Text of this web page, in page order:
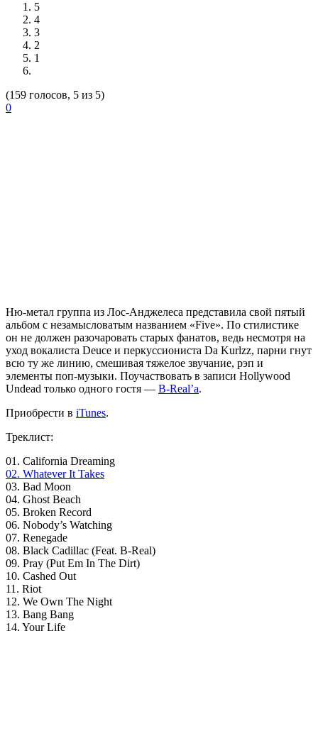
5
4
3
2
1
(159 голосов, 5 из 5)
0
Ню-метал группа из Лос-Анджелеса представила свой пятый
альбом с незамысловатым названием «Five». По стилистике
он не должен разочаровать старых фанатов, ведь несмотря на
уход вокалиста Deuce и перкуссиониста Da Kurlzz, парни гнут
всю ту же линию, смешивая тяжелое звучание, рэп и
элементы поп-музыки. Поучаствовать в записи Hollywood
Undead только одного гостя — B-Real’a.
Приобрести в iTunes.
Треклист:
01. California Dreaming
02. Whatever It Takes
03. Bad Moon
04. Ghost Beach
05. Broken Record
06. Nobody’s Watching
07. Renegade
08. Black Cadillac (Feat. B-Real)
09. Pray (Put Em In The Dirt)
10. Cashed Out
11. Riot
12. We Own The Night
13. Bang Bang
14. Your Life